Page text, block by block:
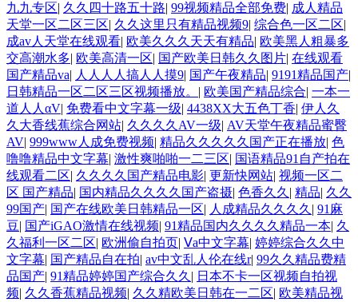
九九专区| 久久四十路五十路| 99视频精品全部免费| 成人精品
天堂一区二区三区| 久久这里只有精品视频9| 综合色一区二区|
成av人天堂在线观看| 欧美久久久天天有精品| 欧美黑人粗暴多
交高潮水多| 欧美高清一区| 国产欧美日韩久久图片| 在线观看
国产精品va| 人人人人搞人人摸9| 国产午夜精品| 9191精品国产|
日韩精品一区二区三区视频播放。 | 欧美国产精品综合| 一本一
道人人αV| 免费看中文字幕一级| 4438XX大五色丁香| 伊人久
久大香线蕉综合网站| 久久久久AV一级| AV天堂午夜精品蜜臀
AV| 999www人成免费视频| 精品久久久久久国产正在播放| 色
噜噜精品中文字幕| 激性爽啪啪一二三区| 国语精品91自产拍在
线观看二区| 久久久久国产精品电影| 更新快网站| 视频一区二
区 国产精品| 国内精品久久久久国产盗摄| 色香久久 | 精品| 久久
99国产| 国产在线欧美日韩精品一区| 人成精品久久久久 | 91麻
豆| 国产iGAO激情在线视频| 91精品国内久久久久精品一本| 久
久福利一区二区| 欧洲偷自拍页| Ⅴa中文字幕| 婷婷综合久久中
文字幕| 国产精品自在拍| av中文乱人伦在线r| 99久久精品费精
品国产| 91精品婷婷国产综合久久 | 日本不卡一区视频自拍视
频| 久久香蕉精品视频| 久久精欧美日韩在一二区| 欧美精品视